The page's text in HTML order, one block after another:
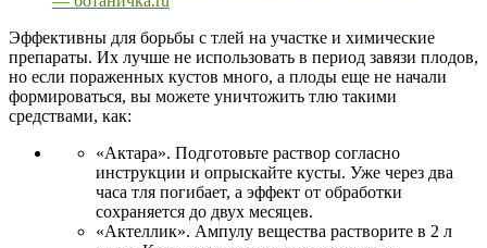
Эффективны для борьбы с тлей на участке и химические
препараты. Их лучше не использовать в период завязи плодов,
но если пораженных кустов много, а плоды еще не начали
формироваться, вы можете уничтожить тлю такими
средствами, как:
«Актара». Подготовьте раствор согласно
инструкции и опрыскайте кусты. Уже через два
часа тля погибает, а эффект от обработки
сохраняется до двух месяцев.
«Актеллик». Ампулу вещества растворите в 2 л